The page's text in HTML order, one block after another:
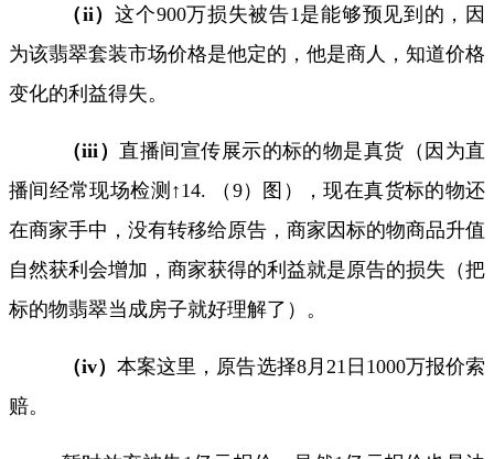
（ii）这个900万损失被告1 是能够预见到的，因
为该翡翠套装市场价格是他定的，他是商人，知道价格
变化的利益得失。
（iii ） 直播间宣传展示的标的物是真货（因为直
播间经常现场检测↑14. （ 9）图），现在真货标的物还
在商家手中，没有转移给原告，商家因标的物商品升值
自然获利会增加，商家获得的利益就是原告的损失（把
标的物翡翠当成房子就好理解了）。
（iv）本案这里，原告选择8月 21 日 1000万报价索
赔。